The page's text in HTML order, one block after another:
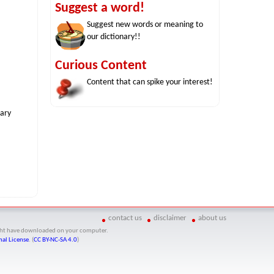
Suggest a word!
Suggest new words or meaning to
our dictionary!!
Curious Content
Content that can spike your interest!
contact us disclaimer about us
have downloaded on your computer.
License. (CC BY-NC-SA 4.0)